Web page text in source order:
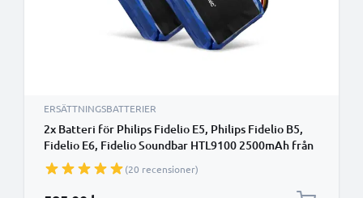
ERSÄTTNINGSBATTERIER
2x Batteri för Philips Fidelio E5, Philips Fidelio B5,
Fidelio E6, Fidelio Soundbar HTL9100 2500mAh från
CELLONIC
(20 recensioner)